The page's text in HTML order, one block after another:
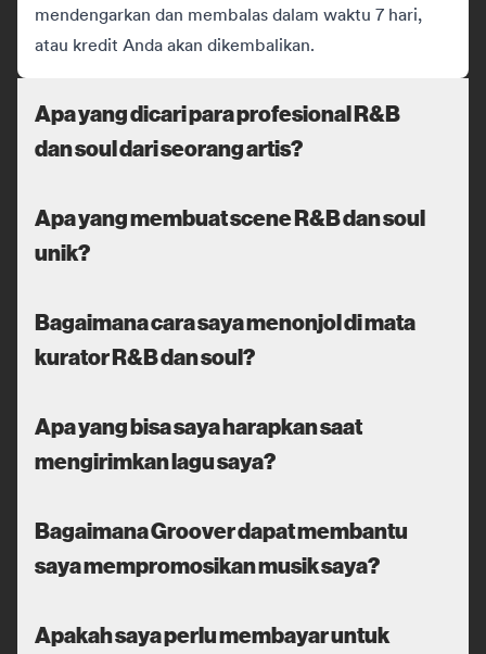
mendengarkan dan membalas dalam waktu 7 hari,
atau kredit Anda akan dikembalikan.
Apa yang dicari para profesional R&B
dan soul dari seorang artis?
Apa yang membuat scene R&B dan soul
unik?
Bagaimana cara saya menonjol di mata
kurator R&B dan soul?
Apa yang bisa saya harapkan saat
mengirimkan lagu saya?
Bagaimana Groover dapat membantu
saya mempromosikan musik saya?
Apakah saya perlu membayar untuk